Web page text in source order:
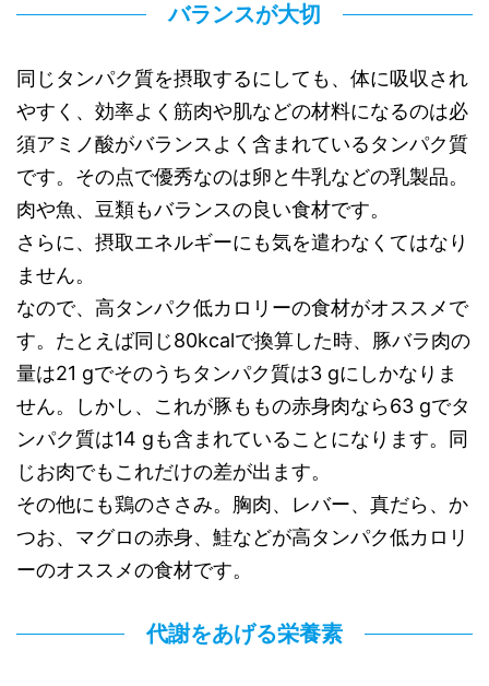
バランスが大切
同じタンパク質を摂取するにしても、体に吸収され
やすく、効率よく筋肉や肌などの材料になるのは必
須アミノ酸がバランスよく含まれているタンパク質
です。その点で優秀なのは卵と牛乳などの乳製品。
肉や魚、豆類もバランスの良い食材です。
さらに、摂取エネルギーにも気を遣わなくてはなり
ません。
なので、高タンパク低カロリーの食材がオススメで
す。たとえば同じ80kcalで換算した時、豚バラ肉の
量は21 gでそのうちタンパク質は3 gにしかなりま
せん。しかし、これが豚ももの赤身肉なら63 gでタ
ンパク質は14 gも含まれていることになります。同
じお肉でもこれだけの差が出ます。
その他にも鶏のささみ。胸肉、レバー、真だら、か
つお、マグロの赤身、鮭などが高タンパク低カロリ
ーのオススメの食材です。
代謝をあげる栄養素